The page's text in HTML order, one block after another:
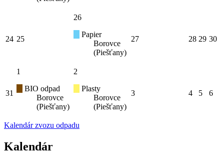
24 25
26
Papier
Borovce
(Piešťany)
27 28 29 30
31
1
BIO odpad
Borovce
(Piešťany)
2
Plasty
Borovce
(Piešťany)
3 4 5 6
Kalendár zvozu odpadu
Kalendár